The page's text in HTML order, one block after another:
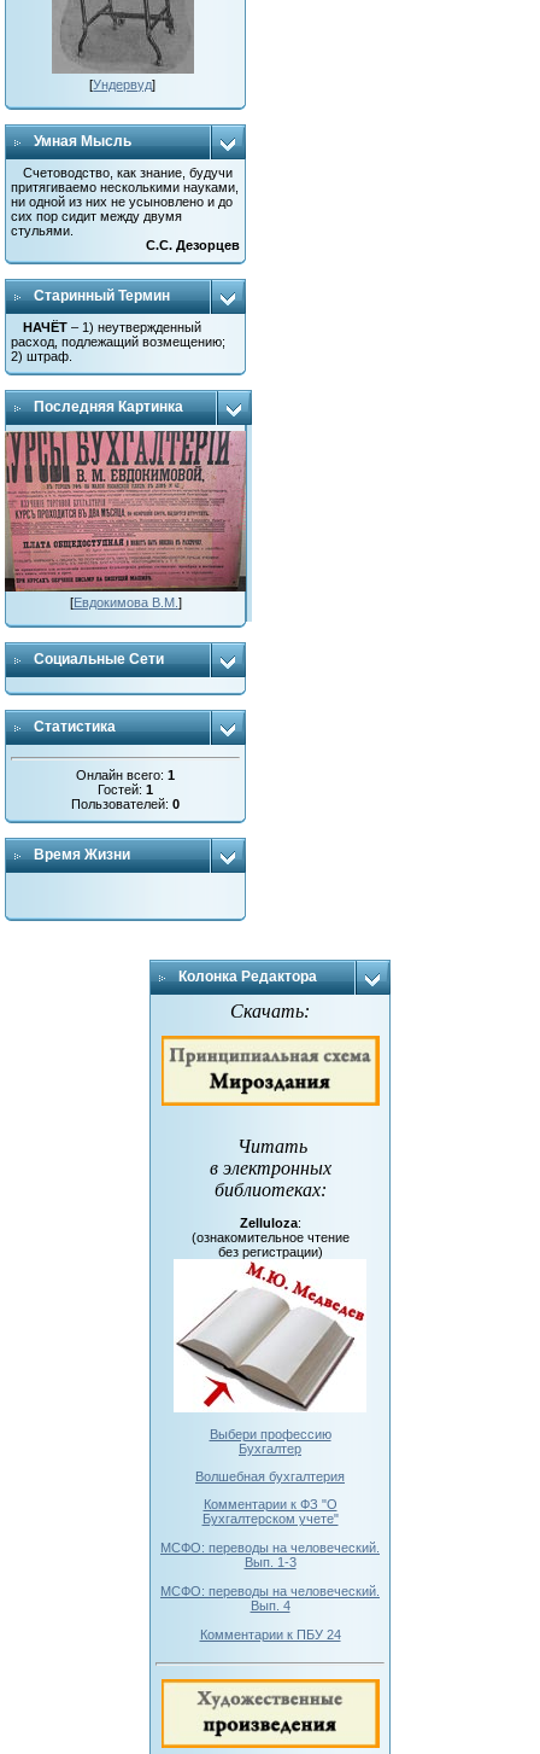
[Ундервуд]
Умная Мысль
Счетоводство, как знание, будучи
притягиваемо несколькими науками,
ни одной из них не усыновлено и до
сих пор сидит между двумя
стульями.
С.С. Дезорцев
Старинный Термин
НАЧЁТ – 1) неутвержденный
расход, подлежащий возмещению;
2) штраф.
Последняя Картинка
[Евдокимова В.М. ]
Социальные Сети
Статистика
Онлайн всего:1
Гостей:1
Пользователей:0
Время Жизни
Колонка Редактора
Скачать:
Читать
в электронных
библиотеках:
Zelluloza:
(ознакомительное чтение
без регистрации)
Выбери профессию
Бухгалтер
Волшебная бухгалтерия
Комментарии к ФЗ "О
Бухгалтерском учете"
МСФО: переводы на человеческий.
Вып. 1-3
МСФО: переводы на человеческий.
Вып. 4
Комментарии к ПБУ 24